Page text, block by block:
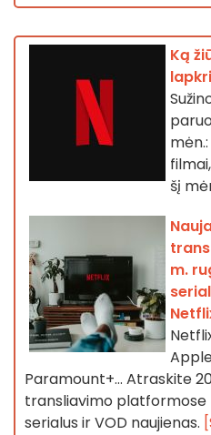
Ką
šį
m.
Paramount+… Atraskite
transliavimo platformose
serialus ir VOD naujienas.